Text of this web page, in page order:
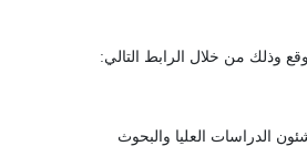
الدراسات العليا والبحوث